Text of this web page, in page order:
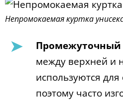
Непромокаемая куртка
Промежуточный
между верхней и
используются
поэтому часто